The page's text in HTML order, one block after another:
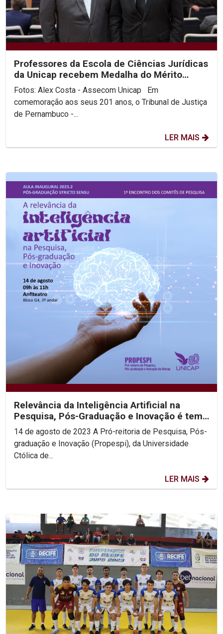
Professores da Escola de Ciências Jurídicas
da Unicap recebem Medalha do Mérito
Judiciário...
Fotos: Alex Costa - Assecom Unicap Em
comemoração aos seus 201 anos, o Tribunal de Justiça
de Pernambuco -...
LER MAIS
Relevância da Inteligência Artificial na
Pesquisa, Pós-Graduação e Inovação é tema
da aula inaugural
14 de agosto de 2023 A Pró-reitoria de Pesquisa, Pós-
graduação e Inovação (Propespi), da Universidade
Ctólica de...
LER MAIS